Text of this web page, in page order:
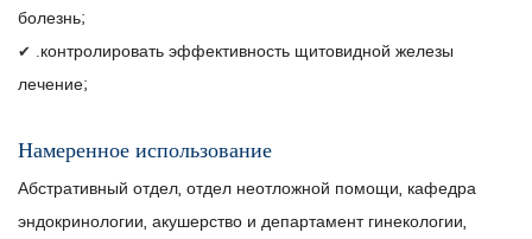
болезнь;
✔ . контролировать эффективность щитовидной железы
лечение;
Намеренное использование
Абстративный отдел, отдел неотложной помощи, кафедра
эндокринологии, акушерство и департамент гинекологии,